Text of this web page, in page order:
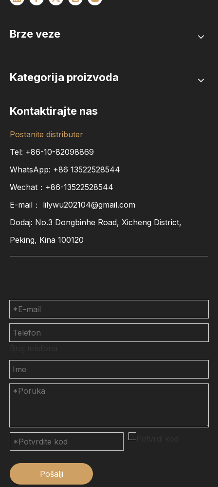
Brze veze
Kategorija proizvoda
Kontaktirajte nas
Postanite distributer
Tel: +86-10-82098869
WhatsApp: +86 13522528544
Wechat：+86-13522528544
E-mail： lilywu202104@gmail.com
Dodaj: No.3 Dongbinhe Road, Xicheng District,
Peking, Kina 100120
Pošalji